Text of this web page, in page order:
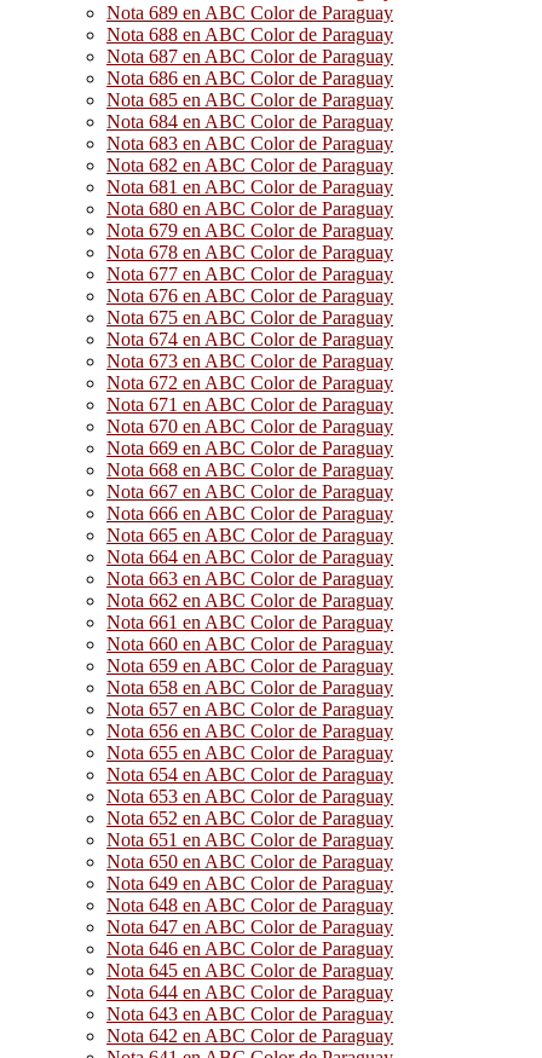
Nota 689 en ABC Color de Paraguay
Nota 688 en ABC Color de Paraguay
Nota 687 en ABC Color de Paraguay
Nota 686 en ABC Color de Paraguay
Nota 685 en ABC Color de Paraguay
Nota 684 en ABC Color de Paraguay
Nota 683 en ABC Color de Paraguay
Nota 682 en ABC Color de Paraguay
Nota 681 en ABC Color de Paraguay
Nota 680 en ABC Color de Paraguay
Nota 679 en ABC Color de Paraguay
Nota 678 en ABC Color de Paraguay
Nota 677 en ABC Color de Paraguay
Nota 676 en ABC Color de Paraguay
Nota 675 en ABC Color de Paraguay
Nota 674 en ABC Color de Paraguay
Nota 673 en ABC Color de Paraguay
Nota 672 en ABC Color de Paraguay
Nota 671 en ABC Color de Paraguay
Nota 670 en ABC Color de Paraguay
Nota 669 en ABC Color de Paraguay
Nota 668 en ABC Color de Paraguay
Nota 667 en ABC Color de Paraguay
Nota 666 en ABC Color de Paraguay
Nota 665 en ABC Color de Paraguay
Nota 664 en ABC Color de Paraguay
Nota 663 en ABC Color de Paraguay
Nota 662 en ABC Color de Paraguay
Nota 661 en ABC Color de Paraguay
Nota 660 en ABC Color de Paraguay
Nota 659 en ABC Color de Paraguay
Nota 658 en ABC Color de Paraguay
Nota 657 en ABC Color de Paraguay
Nota 656 en ABC Color de Paraguay
Nota 655 en ABC Color de Paraguay
Nota 654 en ABC Color de Paraguay
Nota 653 en ABC Color de Paraguay
Nota 652 en ABC Color de Paraguay
Nota 651 en ABC Color de Paraguay
Nota 650 en ABC Color de Paraguay
Nota 649 en ABC Color de Paraguay
Nota 648 en ABC Color de Paraguay
Nota 647 en ABC Color de Paraguay
Nota 646 en ABC Color de Paraguay
Nota 645 en ABC Color de Paraguay
Nota 644 en ABC Color de Paraguay
Nota 643 en ABC Color de Paraguay
Nota 642 en ABC Color de Paraguay